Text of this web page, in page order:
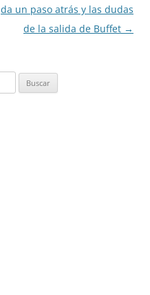
da un paso atrás y las dudas
de la salida de Buffet →